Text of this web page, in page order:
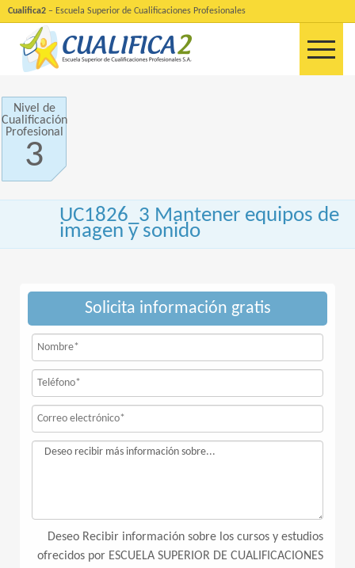
Cualifica2 – Escuela Superior de Cualificaciones Profesionales
Nivel de
Cualificación
Profesional
3
UC1826_3 Mantener equipos de
imagen y sonido
Solicita información gratis
Deseo Recibir información sobre los cursos y estudios
ofrecidos por ESCUELA SUPERIOR DE CUALIFICACIONES